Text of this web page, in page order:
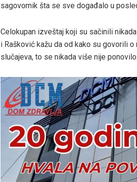
sagovornik šta se sve događalo u
Celokupan izveštaj koji su sačinili
i Rašković kažu da od kako su govorili
slučajeva, to se nikada više nije ponovilo.